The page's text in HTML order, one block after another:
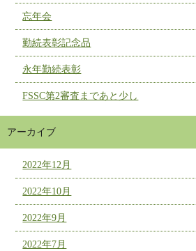
忘年会
勤続表彰記念品
永年勤続表彰
FSSC第2審査まであと少し
アーカイブ
2022年12月
2022年10月
2022年9月
2022年7月